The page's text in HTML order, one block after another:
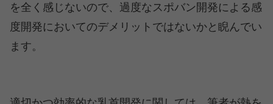
を全く感じないので、過度なスポバン開発による感
度開発においてのデメリットではないかと睨んでい
ます。